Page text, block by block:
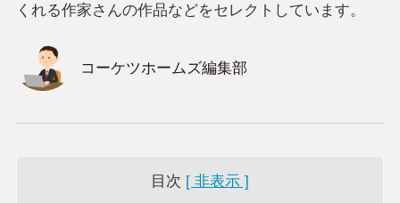
くれる作家さんの作品などをセレクトしています。
コーケツホームズ編集部
目次 [ 非表示 ]